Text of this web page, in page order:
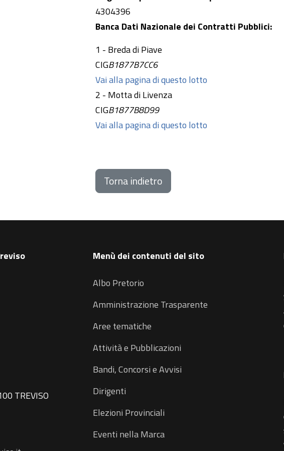
4304396
Banca Dati Nazionale dei Contratti Pubblici:
1 - Breda di Piave
CIGB1877B7CC6
Vai alla pagina di questo lotto
2 - Motta di Livenza
CIGB1877B8D99
Vai alla pagina di questo lotto
Torna indietro
TREVISO
Menù dei contenuti del sito
Albo Pretorio
Amministrazione Trasparente
Aree tematiche
Attività e Pubblicazioni
Bandi, Concorsi e Avvisi
Dirigenti
Elezioni Provinciali
Eventi nella Marca